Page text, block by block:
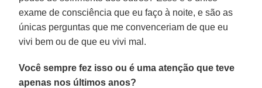
exame de consciência que eu faço à noite, e são as
únicas perguntas que me convenceriam de que eu
vivi bem ou de que eu vivi mal.
Você sempre fez isso ou é uma atenção que teve
apenas nos últimos anos?